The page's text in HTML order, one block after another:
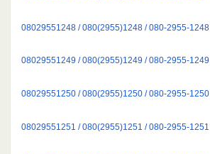
08029551248 / 080(2955)1248 / 080-2955-1248
08029551249 / 080(2955)1249 / 080-2955-1249
08029551250 / 080(2955)1250 / 080-2955-1250
08029551251 / 080(2955)1251 / 080-2955-1251